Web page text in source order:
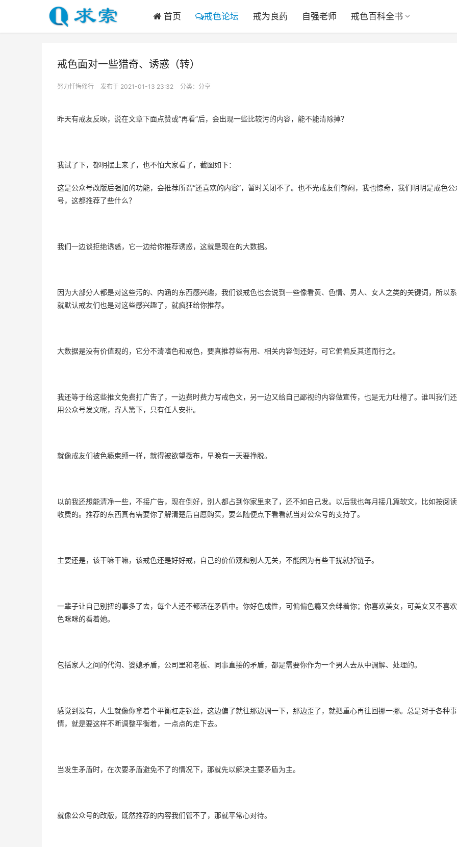
首页 戒色论坛 戒为良药 自强老师 戒色百科全书
戒色面对一些猎奇、诱惑（转）
努力忏悔修行 发布于 2021-01-13 23:32 分类： 分享
昨天有戒友反映，说在文章下面点赞或“再看”后，会出现一些比较污的内容，能不能清除掉？
我试了下，都明摆上来了，也不怕大家看了，截图如下：
这是公众号改版后强加的功能，会推荐所谓“还喜欢的内容”，暂时关闭不了。也不光戒友们郁闷，我也惊奇，我们明明是戒色公
号，这都推荐了些什么？
我们一边谈拒绝诱惑，它一边给你推荐诱惑，这就是现在的大数据。
因为大部分人都是对这些污的、内涵的东西感兴趣，我们谈戒色也会说到一些像看黄、色情、男人、女人之类的关键词，所以
就默认戒友们也是对这些感兴趣了，就疯狂给你推荐。
大数据是没有价值观的，它分不清嗜色和戒色，要真推荐些有用、相关内容倒还好，可它偏偏反其道而行之。
我还等于给这些推文免费打广告了，一边费时费力写戒色文，另一边又给自己鄙视的内容做宣传，也是无力吐槽了。谁叫我们
用公众号发文呢，寄人篱下，只有任人安排。
就像戒友们被色瘾束缚一样，就得被欲望摆布，早晚有一天要挣脱。
以前我还想能清净一些，不接广告，现在倒好，别人都占到你家里来了，还不如自己发。以后我也每月接几篇软文，比如按阅
收费的。推荐的东西真有需要你了解清楚后自愿购买，要么随便点下看看就当对公众号的支持了。
主要还是，该干嘛干嘛，该戒色还是好好戒，自己的价值观和别人无关，不能因为有些干扰就掉链子。
一辈子让自己别扭的事多了去，每个人还不都活在矛盾中。你好色成性，可偏偏色瘾又会绊着你；你喜欢美女，可美女又不喜
色眯眯的看着她。
包括家人之间的代沟、婆媳矛盾，公司里和老板、同事直接的矛盾，都是需要你作为一个男人去从中调解、处理的。
感觉到没有，人生就像你拿着个平衡杠走钢丝，这边偏了就往那边调一下，那边歪了，就把重心再往回挪一挪。总是对于各种事
情，就是要这样不断调整平衡着，一点点的走下去。
当发生矛盾时，在次要矛盾避免不了的情况下，那就先以解决主要矛盾为主。
就像公众号的改版，既然推荐的内容我们管不了，那就平常心对待。